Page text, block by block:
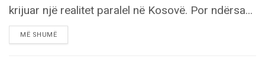
krijuar një realitet paralel në Kosovë. Por ndërsa...
MË SHUMËDETAILS